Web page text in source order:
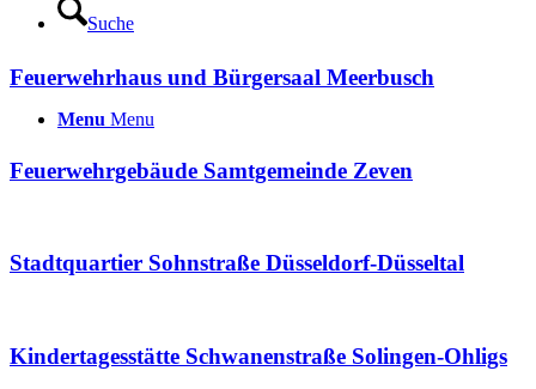
Suche
Menu Menu
Feuerwehrhaus und Bürgersaal Meerbusch
Feuerwehrgebäude Samtgemeinde Zeven
Stadtquartier Sohnstraße Düsseldorf-Düsseltal
Kindertagesstätte Schwanenstraße Solingen-Ohligs